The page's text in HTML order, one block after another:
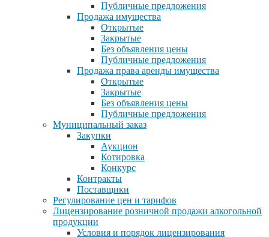
Публичные предложения
Продажа имущества
Открытые
Закрытые
Без объявления цены
Публичные предложения
Продажа права аренды имущества
Открытые
Закрытые
Без объявления цены
Публичные предложения
Муниципальный заказ
Закупки
Аукцион
Котировка
Конкурс
Контракты
Поставщики
Регулирование цен и тарифов
Лицензирование розничной продажи алкогольной
продукции
Условия и порядок лицензирования